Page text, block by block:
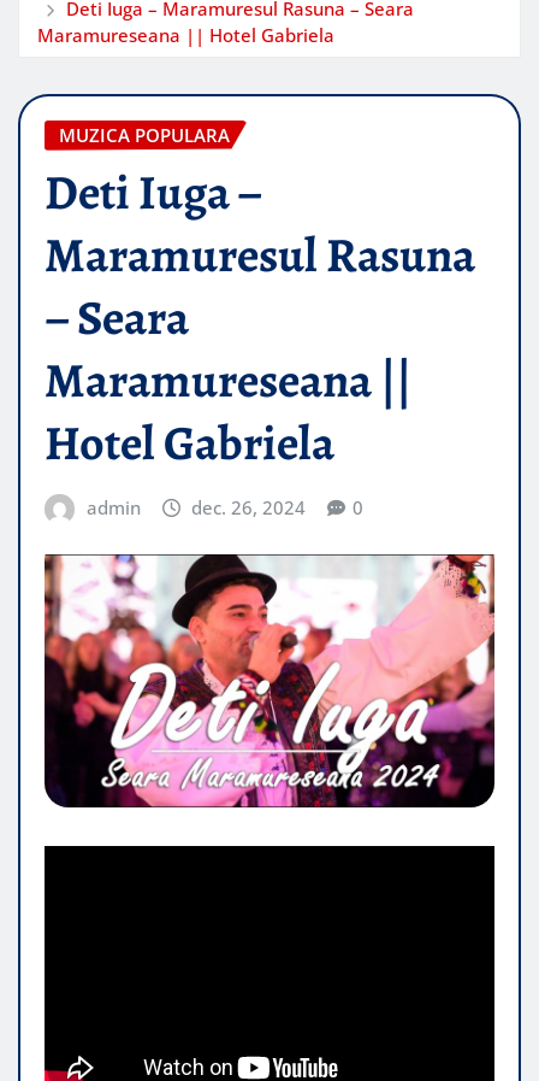
Deti Iuga – Maramuresul Rasuna – Seara
Maramureseana || Hotel Gabriela
MUZICA POPULARA
Deti Iuga –
Maramuresul Rasuna
– Seara
Maramureseana ||
Hotel Gabriela
admin dec. 26, 2024 0